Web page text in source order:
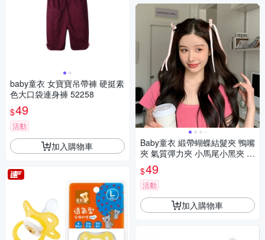
baby童衣 女寶寶吊帶褲 硬挺素
色大口袋連身褲 52258
$49
活動
加入購物車
Baby童衣 緞帶蝴蝶結髮夾 鴨嘴
夾 氣質彈力夾 小馬尾小黑夾 1
1688
$49
活動
加入購物車